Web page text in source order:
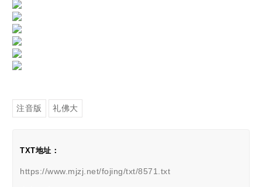
注音版 礼佛大
TXT地址：
https://www.mjzj.net/fojing/txt/8571.txt